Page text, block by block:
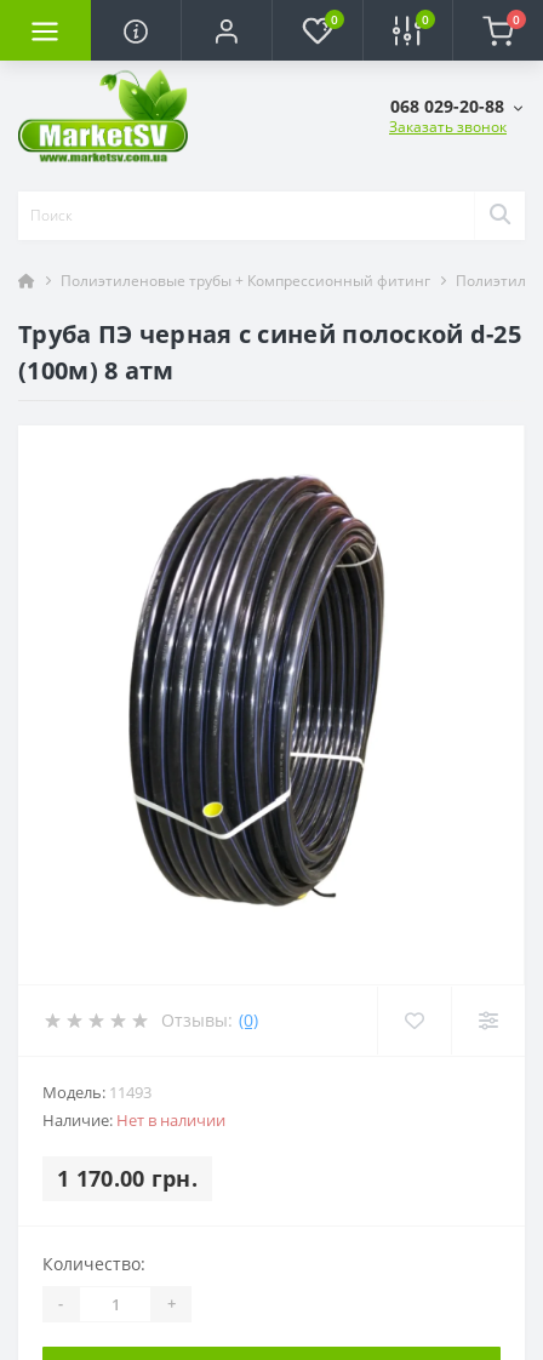
0 0 0
068 029-20-88
Заказать звонок
Полиэтиленовые трубы + Компрессионный фитинг
Труба ПЭ черная с синей полоской d-25
(100м) 8 атм
Отзывы: (0)
Модель: 11493
Наличие: Нет в наличии
1 170.00 грн.
Количество:
- +